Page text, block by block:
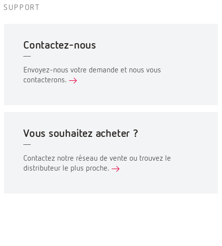
SUPPORT
Contactez-nous
Envoyez-nous votre demande et nous vous
contacterons.
Vous souhaitez acheter ?
Contactez notre réseau de vente ou trouvez le
distributeur le plus proche.